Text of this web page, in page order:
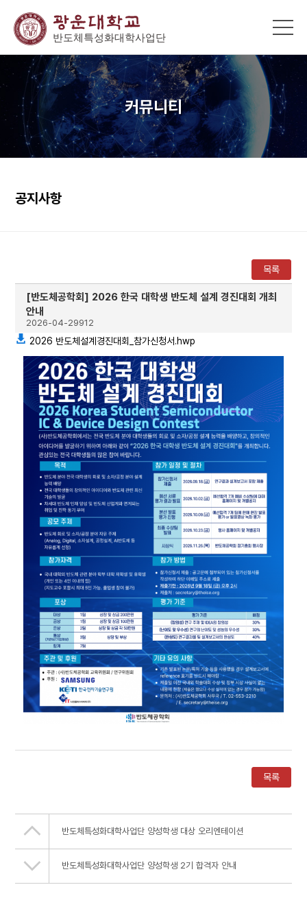
커뮤니티
공지사항
목록
[반도체공학회] 2026 한국 대학생 반도체 설계 경진대회 개최
안내
2026-04-29912
2026 반도체설계경진대회_참가신청서.hwp
목록
반도체특성화대학사업단 양성학생 대상 오리엔테이션
반도체특성화대학사업단 양성학생 2기 합격자 안내